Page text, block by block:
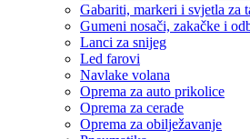
Gabariti, markeri i svjetla za
Gumeni nosači, zakačke i
Lanci za snijeg
Led farovi
Navlake volana
Oprema za auto prikolice
Oprema za cerade
Oprema za obilježavanje